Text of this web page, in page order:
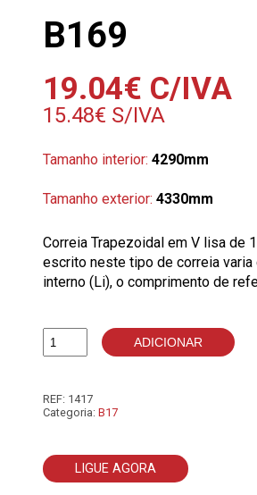
B169
19.04€ C/IVA
15.48€ S/IVA
Tamanho interior: 4290mm
Tamanho exterior: 4330mm
Correia Trapezoidal em V lisa de
escrito neste tipo de correia
interno (Li), o comprimento de
Quantidade
ADICIONAR
REF: 1417
Categoria: B17
LIGUE AGORA